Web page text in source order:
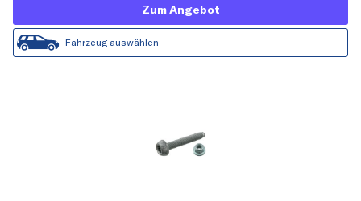
Zum Angebot
Fahrzeug auswählen